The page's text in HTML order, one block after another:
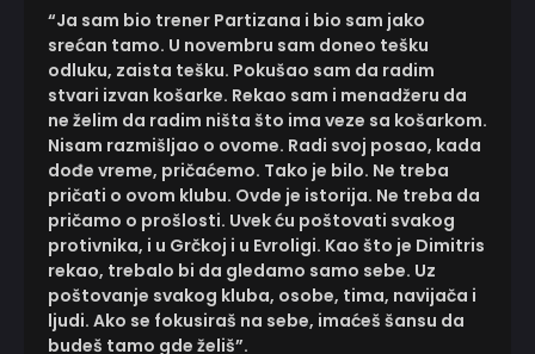
“Ja sam bio trener Partizana i bio sam jako
srećan tamo. U novembru sam doneo tešku
odluku, zaista tešku. Pokušao sam da radim
stvari izvan košarke. Rekao sam i menadžeru da
ne želim da radim ništa što ima veze sa košarkom.
Nisam razmišljao o ovome. Radi svoj posao, kada
dođe vreme, pričaćemo. Tako je bilo. Ne treba
pričati o ovom klubu. Ovde je istorija. Ne treba da
pričamo o prošlosti. Uvek ću poštovati svakog
protivnika, i u Grčkoj i u Evroligi. Kao što je Dimitris
rekao, trebalo bi da gledamo samo sebe. Uz
poštovanje svakog kluba, osobe, tima, navijača i
ljudi. Ako se fokusiraš na sebe, imaćeš šansu da
budeš tamo gde želiš”.